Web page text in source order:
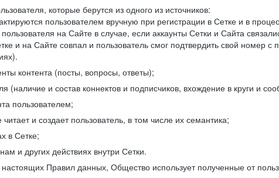
которые берутся из одного из источников:
пользователем вручную при регистрации в Сетке и в
на Сайте в случае, если аккаунты Сетки и Сайта
и на Сайте совпал и пользователь смог подтвердить свой номер
контента (посты, вопросы, ответы);
(наличие и состав коннектов и подписчиков, вхождение в круги и
пользователем;
и создает пользователь, в том числе их семантика;
в Сетке;
и других действиях внутри Сетки.
Правил данных, Общество использует полученные от